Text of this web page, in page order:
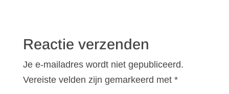
Reactie verzenden
Je e-mailadres wordt niet gepubliceerd.
Vereiste velden zijn gemarkeerd met *